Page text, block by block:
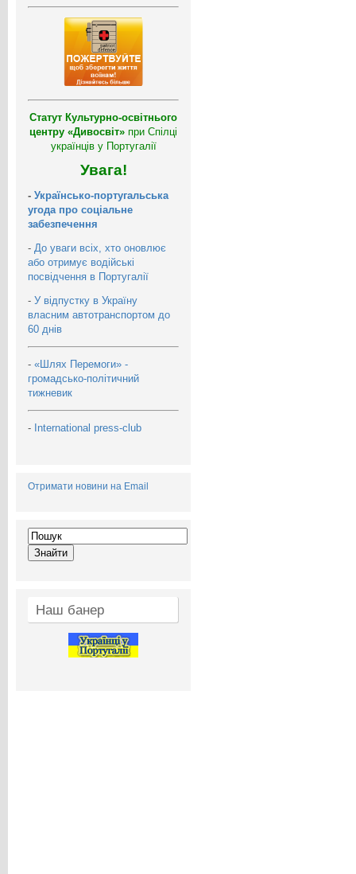
Статут Культурно-освітнього
центру «Дивосвіт» при Спілці
українців у Португалії
Увага!
- Українсько-португальська
угода про соціальне
забезпечення
- До уваги всіх, хто оновлює
або отримує водійські
посвідчення в Португалії
- У відпустку в Україну
власним автотранспортом до
60 днів
- «Шлях Перемоги» -
громадсько-політичний
тижневик
- International press-club
Отримати новини на Email
Наш банер